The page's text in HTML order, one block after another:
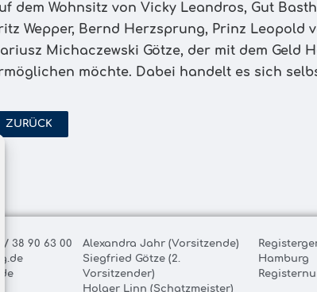
dem Wohnsitz von Vicky Leandros, Gut
Wepper, Bernd Herzsprung, Prinz Leopold
Michaczewski Götze, der mit dem Geld
möchte. Dabei handelt es sich
ZURÜCK
/ 38 90 63 00
Alexandra Jahr (Vorsitzende)
Siegfried Götze (2.
Vorsitzender)
Holger Linn (Schatzmeister)
Hamburg